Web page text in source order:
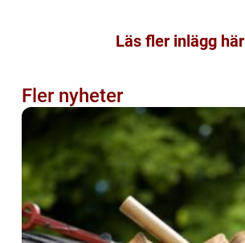
Läs fler inlägg här
Fler nyheter